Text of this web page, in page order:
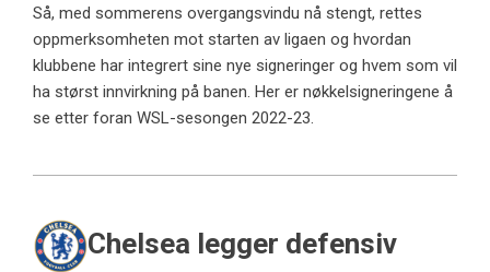
Så, med sommerens overgangsvindu nå stengt, rettes
oppmerksomheten mot starten av ligaen og hvordan
klubbene har integrert sine nye signeringer og hvem som vil
ha størst innvirkning på banen. Her er nøkkelsigneringene å
se etter foran WSL-sesongen 2022-23.
Chelsea legger defensiv